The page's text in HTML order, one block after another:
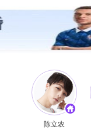
陈立农